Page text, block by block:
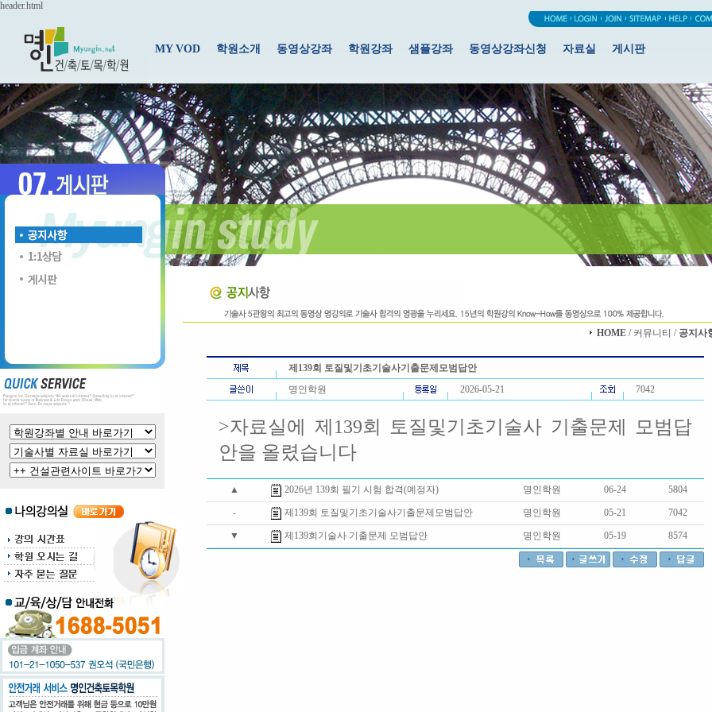
header.html
MY VOD 학원소개 동영상강좌 학원강좌 샘플강좌 동영상강좌신청 자료실 게시판
HOME / 커뮤니티 / 공지사
제139회 토질및기초기술사기출문제모범답안
명인학원
2026-05-21 7042
>자료실에 제139회 토질및기초기술사 기출문제 모범답
안을 올렸습니다
▲ 2026년 139회 필기 시험 합격(예정자) 명인학원 06-24 5804
- 제139회 토질및기초기술사기출문제모범답안 명인학원 05-21 7042
▼ 제139회기술사 기출문제 모범답안 명인학원 05-19 8574